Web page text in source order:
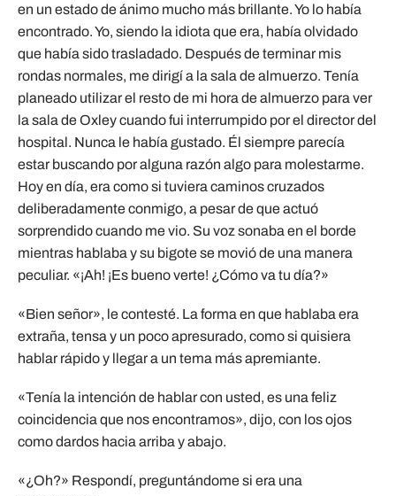
en un estado de ánimo mucho más brillante. Yo lo había
encontrado. Yo, siendo la idiota que era, había olvidado
que había sido trasladado. Después de terminar mis
rondas normales, me dirigí a la sala de almuerzo. Tenía
planeado utilizar el resto de mi hora de almuerzo para ver
la sala de Oxley cuando fui interrumpido por el director del
hospital. Nunca le había gustado. Él siempre parecía
estar buscando por alguna razón algo para molestarme.
Hoy en día, era como si tuviera caminos cruzados
deliberadamente conmigo, a pesar de que actuó
sorprendido cuando me vio. Su voz sonaba en el borde
mientras hablaba y su bigote se movió de una manera
peculiar. «¡Ah! ¡Es bueno verte! ¿Cómo va tu día?»
«Bien señor», le contesté. La forma en que hablaba era
extraña, tensa y un poco apresurado, como si quisiera
hablar rápido y llegar a un tema más apremiante.
«Tenía la intención de hablar con usted, es una feliz
coincidencia que nos encontramos», dijo, con los ojos
como dardos hacia arriba y abajo.
«¿Oh?» Respondí, preguntándome si era una